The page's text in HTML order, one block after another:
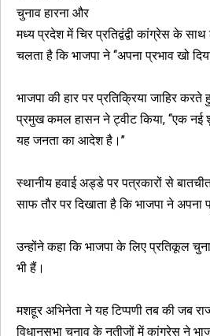
चुनाव हारना और
मध्य प्रदेश में चिर प्रतिद्वंद्वी कांग्रेस के
चलता है कि भाजपा ने ‘‘अपना प्रभाव खो
भाजपा की हार पर प्रतिक्रिया जाहिर
प्रमुख कमल हासन ने ट्वीट किया, ‘‘एक
यह जनता का आदेश है।’’
स्थानीय हवाई अड्डे पर पत्रकारों से
साफ तौर पर दिखाता है कि भाजपा ने अपना
उन्होंने कहा कि भाजपा के लिए प्रतिकूल
भी हैं।
मशहूर अभिनेता ने यह टिप्पणी तब की जब
विधानसभा चुनाव के नतीजों में कांग्रेस ने